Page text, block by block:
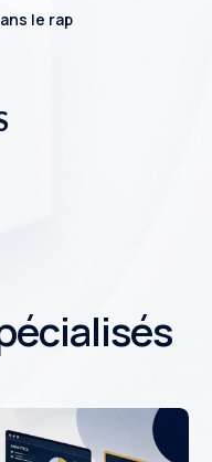
le rap
écialisés